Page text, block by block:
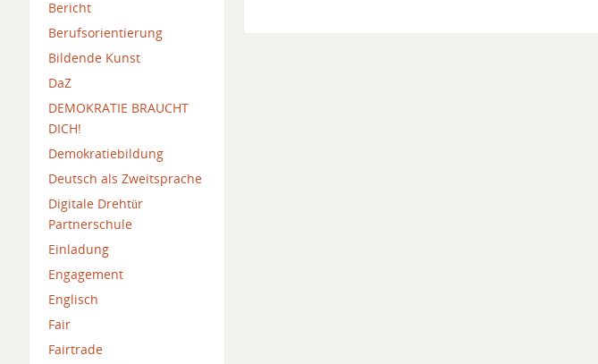
Bericht
Berufsorientierung
Bildende Kunst
DaZ
DEMOKRATIE BRAUCHT
DICH!
Demokratiebildung
Deutsch als Zweitsprache
Digitale Drehtür
Partnerschule
Einladung
Engagement
Englisch
Fair
Fairtrade